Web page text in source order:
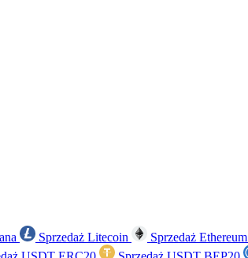
Sprzedaż Litecoin Sprzedaż Ethereum